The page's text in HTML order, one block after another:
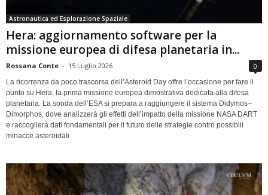
Astronautica ed Esplorazione Spaziale
Hera: aggiornamento software per la
missione europea di difesa planetaria in...
Rossana Conte - 15 Luglio 2026 0
La ricorrenza da poco trascorsa dell’Asteroid Day offre l’occasione per fare il
punto su Hera, la prima missione europea dimostrativa dedicata alla difesa
planetaria. La sonda dell’ESA si prepara a raggiungere il sistema Didymos–
Dimorphos, dove analizzerà gli effetti dell’impatto della missione NASA DART
e raccoglierà dati fondamentali per il futuro delle strategie contro possibili
minacce asteroidali